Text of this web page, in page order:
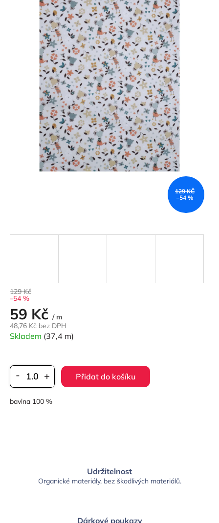
129 KČ
–54 %
129 Kč
–54 %
59 Kč / m
48,76 Kč bez DPH
Měrná
cena:
Skladem (37,4 m)
Přidat do košíku
bavlna 100 %
Udržitelnost
Organické materiály, bez škodlivých materiálů.
Dárkové poukazy